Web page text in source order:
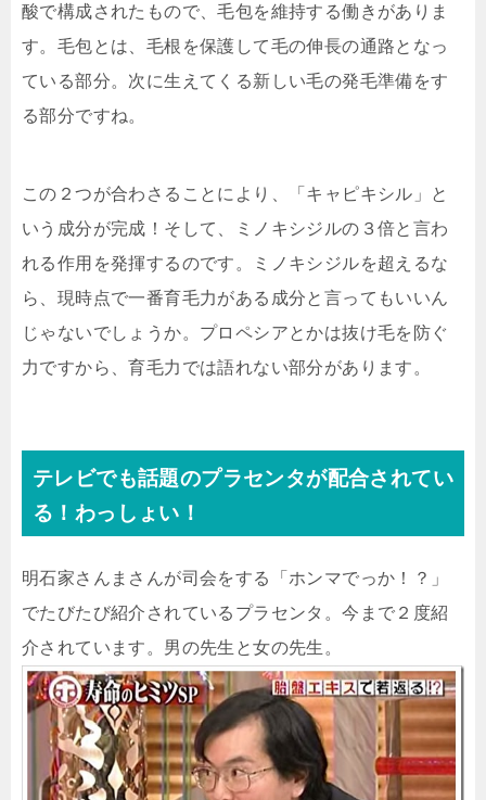
酸で構成されたもので、毛包を維持する働きがありま
す。毛包とは、毛根を保護して毛の伸長の通路となっ
ている部分。次に生えてくる新しい毛の発毛準備をす
る部分ですね。
この２つが合わさることにより、「キャピキシル」と
いう成分が完成！そして、ミノキシジルの３倍と言わ
れる作用を発揮するのです。ミノキシジルを超えるな
ら、現時点で一番育毛力がある成分と言ってもいいん
じゃないでしょうか。プロペシアとかは抜け毛を防ぐ
力ですから、育毛力では語れない部分があります。
テレビでも話題のプラセンタが配合されてい
る！わっしょい！
明石家さんまさんが司会をする「ホンマでっか！？」
でたびたび紹介されているプラセンタ。今まで２度紹
介されています。男の先生と女の先生。